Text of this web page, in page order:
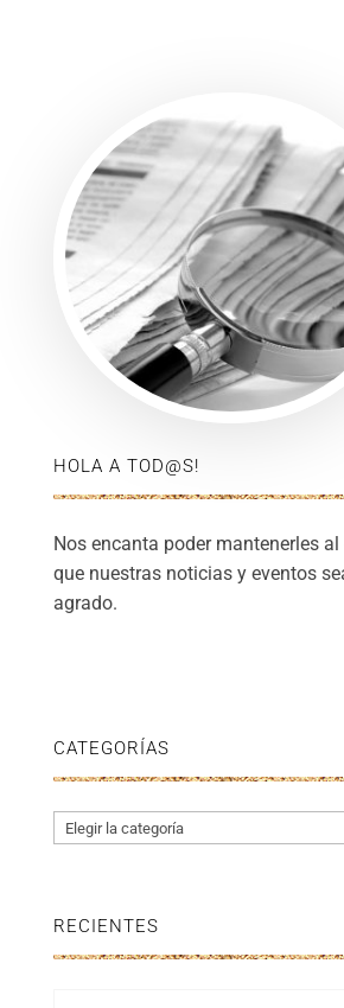
HOLA A TOD@S!
Nos encanta poder mantenerles
que nuestras noticias y eventos
agrado.
CATEGORÍAS
Categorías
RECIENTES